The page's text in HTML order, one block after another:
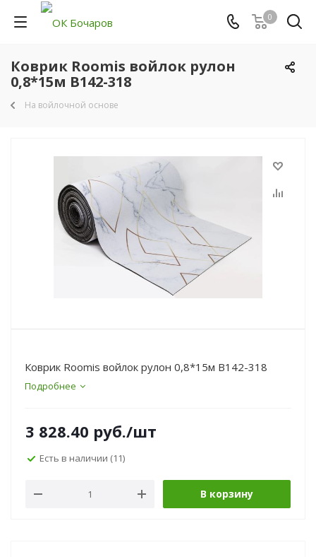
0
Коврик Roomis войлок рулон
0,8*15м B142-318
На войлочной основе
Коврик Roomis войлок рулон 0,8*15м B142-318
Подробнее
3 828.40 руб./шт
Есть в наличии (11)
В корзину